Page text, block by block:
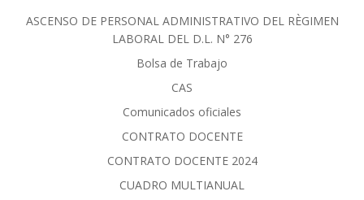
ASCENSO DE PERSONAL ADMINISTRATIVO DEL RÈGIMEN
LABORAL DEL D.L. N° 276
Bolsa de Trabajo
CAS
Comunicados oficiales
CONTRATO DOCENTE
CONTRATO DOCENTE 2024
CUADRO MULTIANUAL